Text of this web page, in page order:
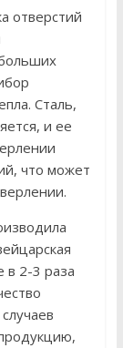
отверстий
Сталь,
и ее
что может
в 2-3 раза